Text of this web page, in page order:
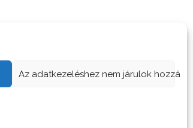
Az adatkezeléshez nem járulok hozzá